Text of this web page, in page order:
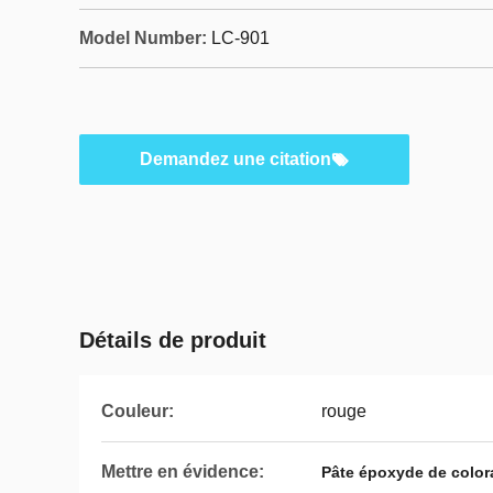
Model Number: LC-901
Demandez une citation
Détails de produit
Couleur: rouge
Mettre en évidence: Pâte époxyde de